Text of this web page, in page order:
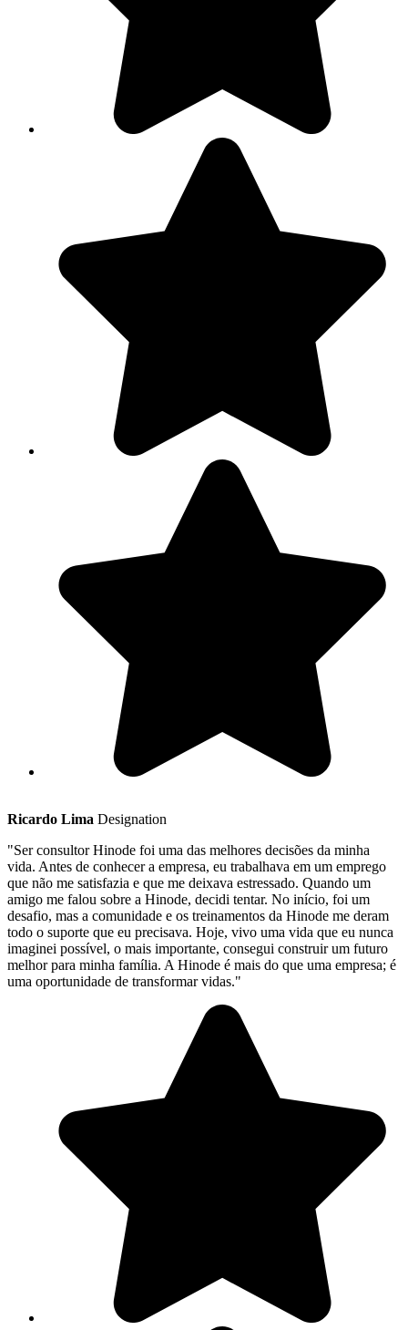
Ricardo Lima Designation
"Ser consultor Hinode foi uma das melhores decisões da minha
vida. Antes de conhecer a empresa, eu trabalhava em um emprego
que não me satisfazia e que me deixava estressado. Quando um
amigo me falou sobre a Hinode, decidi tentar. No início, foi um
desafio, mas a comunidade e os treinamentos da Hinode me deram
todo o suporte que eu precisava. Hoje, vivo uma vida que eu nunca
imaginei possível, o mais importante, consegui construir um futuro
melhor para minha família. A Hinode é mais do que uma empresa; é
uma oportunidade de transformar vidas."